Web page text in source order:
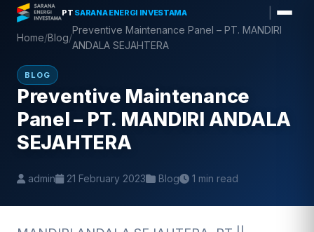
PT SARANA ENERGI INVESTAMA
Skip
content
Home/Blog/
Preventive Maintenance Panel – PT. MANDIRI
ANDALA SEJAHTERA
BLOG
Preventive Maintenance
Panel – PT. MANDIRI ANDALA
SEJAHTERA
admin 21 February 2023 Blog 1 min read